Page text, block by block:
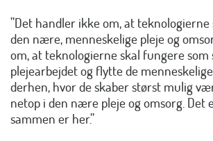
”Det handler ikke om, at
den nære, menneskelige pleje og
om, at teknologierne skal fungere som
plejearbejdet og flytte de
derhen, hvor de skaber størst mulig
netop i den nære pleje og omsorg. Det
sammen er her.”